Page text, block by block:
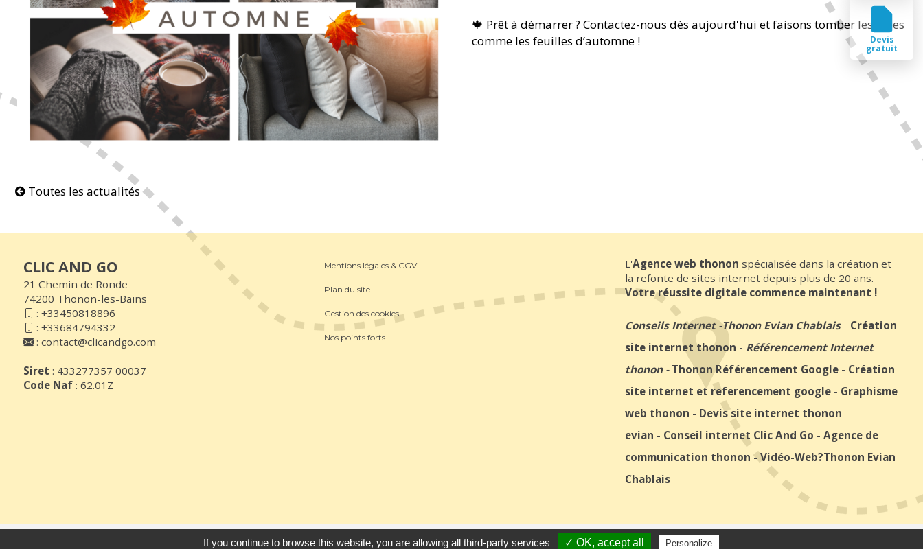
🍁 Prêt à démarrer ? Contactez-nous dès aujourd'hui et faisons tomber les idées
comme les feuilles d’automne !
Toutes les actualités
CLIC AND GO
21 Chemin de Ronde
74200 Thonon-les-Bains
: +33450818896
: +33684794332
: contact@clicandgo.com
Siret : 433277357 00037
Code Naf : 62.01Z
Mentions légales & CGV
Plan du site
Gestion des cookies
Nos points forts
L'Agence web thonon spécialisée dans la création et
la refonte de sites internet depuis plus de 20 ans.
Votre réussite digitale commence maintenant !
Conseils Internet-Thonon Evian Chablais- Création
site internet thonon - Référencement Internet
thonon- Thonon Référencement Google - Création
site internet et referencement google - Graphisme
web thonon - Devis site internet thonon
evian - Conseil internet Clic And Go - Agence de
communication thonon - Vidéo-Web?Thonon Evian
Chablais
Agence Web Thonon Les Bains - Référencement Google Thonon Les Bains Clic And Go création site internet thonon clicandgo.com
Devis
gratuit
If you continue to browse this website, you are allowing all third-party services ✓ OK, accept all Personalize